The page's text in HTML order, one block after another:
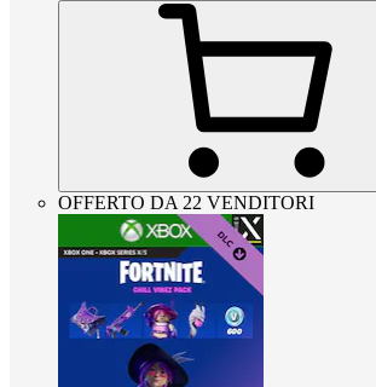
OFFERTO DA 22 VENDITORI